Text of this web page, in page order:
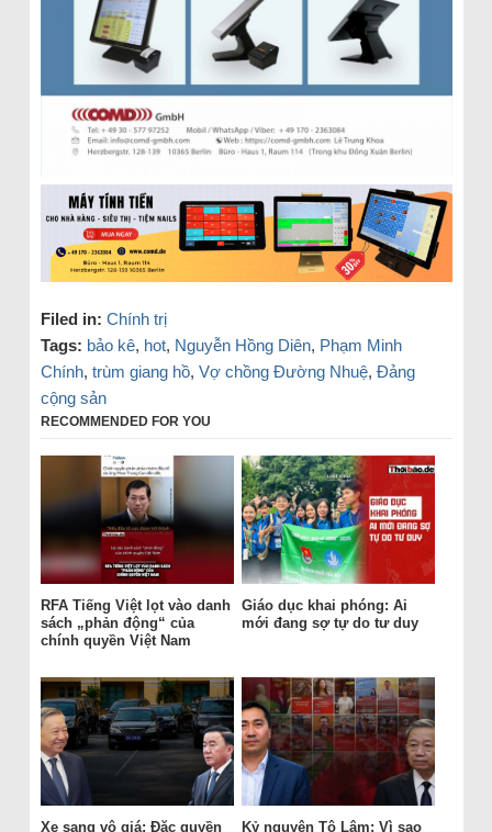
Filed in: Chính trị
Tags: bảo kê, hot, Nguyễn Hồng Diên, Phạm Minh
Chính, trùm giang hồ, Vợ chồng Đường Nhuệ, Đảng
cộng sản
RECOMMENDED FOR YOU
RFA Tiếng Việt lọt vào danh
sách „phản động“ của
chính quyền Việt Nam
Giáo dục khai phóng: Ai
mới đang sợ tự do tư duy
Xe sang vô giá: Đặc quyền
Kỷ nguyên Tô Lâm: Vì sao